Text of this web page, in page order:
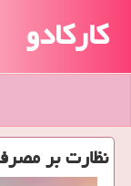
کارکادو
نظارت بر